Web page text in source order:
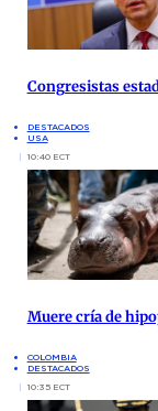
Congresistas
DESTACADOS
USA
10:40 ECT
Muere cría de
COLOMBIA
DESTACADOS
10:35 ECT